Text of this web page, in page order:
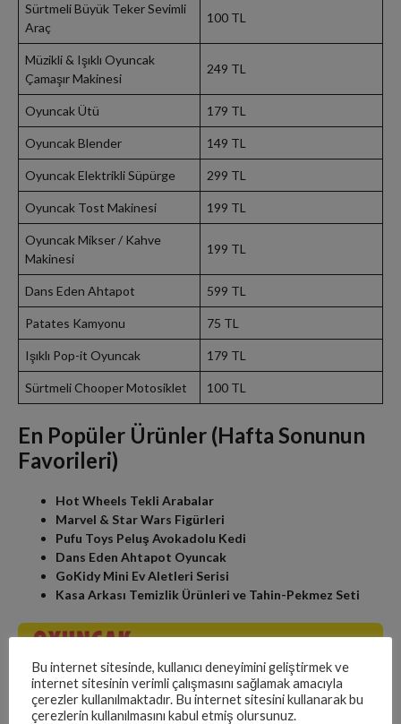
Sürtmeli Büyük Teker Sevimli
Araç
100 TL
Müzikli & Işıklı Oyuncak
Çamaşır Makinesi
249 TL
Oyuncak Ütü 179 TL
Oyuncak Blender 149 TL
Oyuncak Elektrikli Süpürge 299 TL
Oyuncak Tost Makinesi 199 TL
Oyuncak Mikser / Kahve
Makinesi
199 TL
Dans Eden Ahtapot 599 TL
Patates Kamyonu 75 TL
Işıklı Pop-it Oyuncak 179 TL
Sürtmeli Chooper Motosiklet 100 TL
En Popüler Ürünler (Hafta Sonunun
Favorileri)
Hot Wheels Tekli Arabalar
Marvel & Star Wars Figürleri
Pufu Toys Peluş Avokadolu Kedi
Dans Eden Ahtapot Oyuncak
GoKidy Mini Ev Aletleri Serisi
Kasa Arkası Temizlik Ürünleri ve Tahin-Pekmez Seti
Bu internet sitesinde, kullanıcı deneyimini geliştirmek ve
internet sitesinin verimli çalışmasını sağlamak amacıyla
çerezler kullanılmaktadır. Bu internet sitesini kullanarak bu
çerezlerin kullanılmasını kabul etmiş olursunuz.